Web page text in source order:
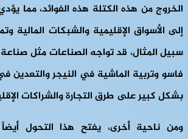
الخروج من هذه الكتلة هذه الفوائد، مما
إلى الأسواق الإقليمية والشبكات المالية
سبيل المثال، قد تواجه الصناعات مثل
فاسو وتربية الماشية في النيجر والتعدين
بشكل كبير على طرق التجارة والشراكات
ومن ناحية أخرى، يفتح هذا التحول